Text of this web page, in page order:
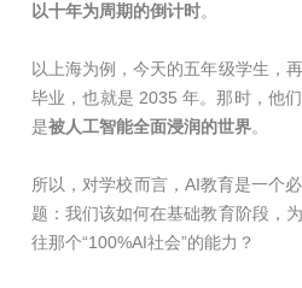
以十年为周期的倒计时。
以上海为例，今天的五年级学生，
毕业，也就是 2035 年。那时，他
是被人工智能全面浸润的世界。
所以，对学校而言，AI教育是一个
题：我们该如何在基础教育阶段，
往那个“100%AI社会”的能力？